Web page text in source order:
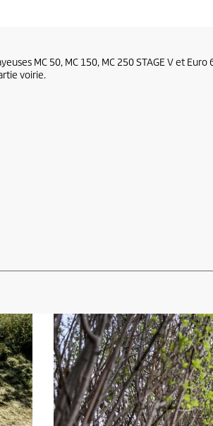
MC 50, MC 150, MC 250 STAGE V et
voirie.